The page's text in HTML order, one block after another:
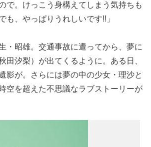
で。けっこう身構えてしまう気持ちも
も、やっぱりうれしいです!!」
・昭雄。交通事故に遭ってから、夢に
田汐梨）が出てくるように。ある日、
影が。さらには夢の中の少女・理沙と
空を超えた不思議なラブストーリーが